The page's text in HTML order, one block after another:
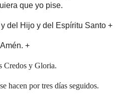
que yo pise.
del Hijo y del Espíritu Santo +
Amén. +
Credos y Gloria.
hacen por tres días seguidos.